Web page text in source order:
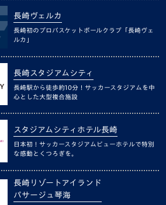
長崎ヴェルカ
長崎初のプロバスケットボールクラブ「長崎ヴェ
ルカ」
長崎スタジアムシティ
長崎駅から徒歩約10分！サッカースタジアムを中
心とした大型複合施設
スタジアムシティホテル長崎
日本初！サッカースタジアムビューホテルで特別
な感動とくつろぎを。
長崎リゾートアイランド
パサージュ琴海